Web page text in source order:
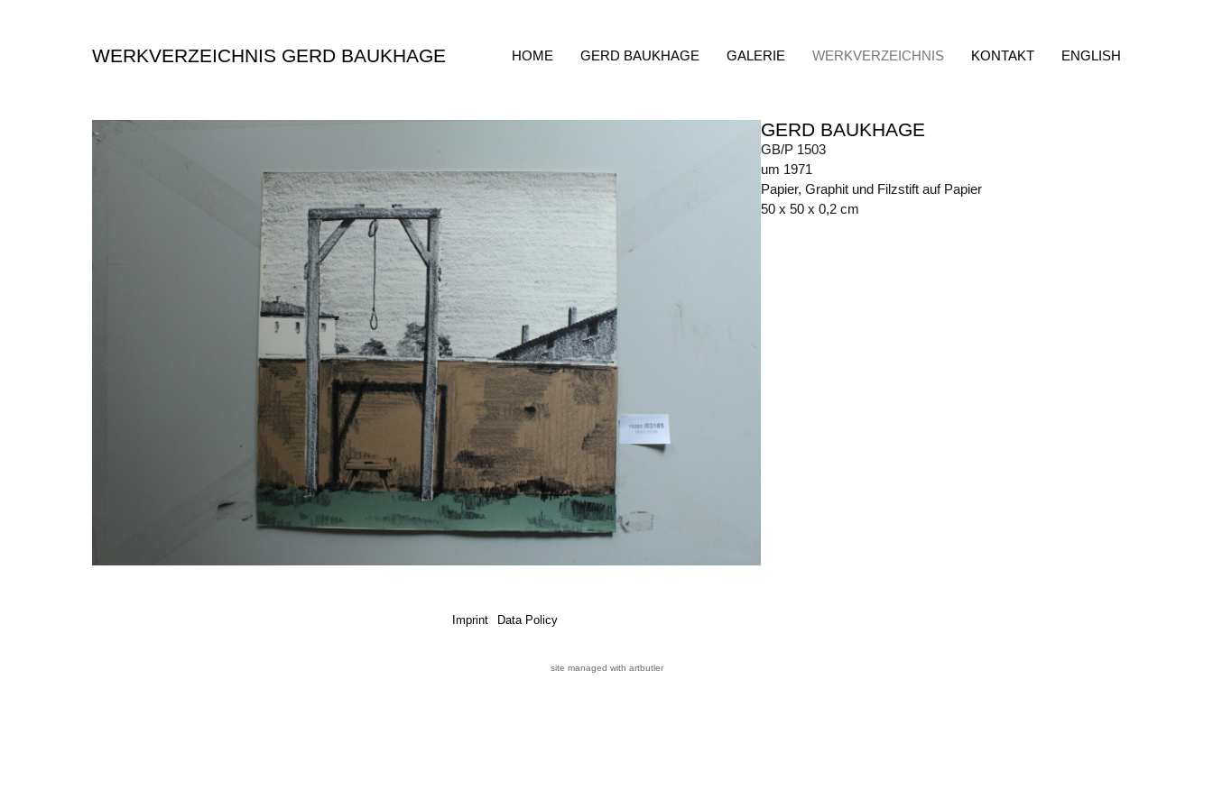
WERKVERZEICHNIS GERD BAUKHAGE HOME GERD BAUKHAGE GALERIE WERKVERZEICHNIS KONTAKT ENGLISH
GERD BAUKHAGE
GB/P 1503
um 1971
Papier, Graphit und Filzstift auf Papier
50 x 50 x 0,2 cm
Imprint Data Policy
site managed with artbutler